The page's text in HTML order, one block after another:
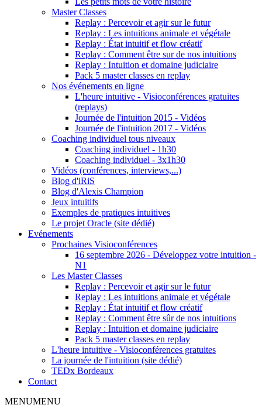
Master Classes
Replay : Percevoir et agir sur le futur
Replay : Les intuitions animale et végétale
Replay : État intuitif et flow créatif
Replay : Comment être sur de nos intuitions
Replay : Intuition et domaine judiciaire
Pack 5 master classes en replay
Nos événements en ligne
L'heure intuitive - Visioconférences gratuites
(replays)
Journée de l'intuition 2015 - Vidéos
Journée de l'intuition 2017 - Vidéos
Coaching individuel tous niveaux
Coaching individuel - 1h30
Coaching individuel - 3x1h30
Vidéos (conférences, interviews,...)
Blog d'iRiS
Blog d'Alexis Champion
Jeux intuitifs
Exemples de pratiques intuitives
Le projet Oracle (site dédié)
Evénements
Prochaines Visioconférences
16 septembre 2026 - Développez votre intuition -
N1
Les Master Classes
Replay : Percevoir et agir sur le futur
Replay : Les intuitions animale et végétale
Replay : État intuitif et flow créatif
Replay : Comment être sûr de nos intuitions
Replay : Intuition et domaine judiciaire
Pack 5 master classes en replay
L'heure intuitive - Visioconférences gratuites
La journée de l'intuition (site dédié)
TEDx Bordeaux
Contact
MENUMENU